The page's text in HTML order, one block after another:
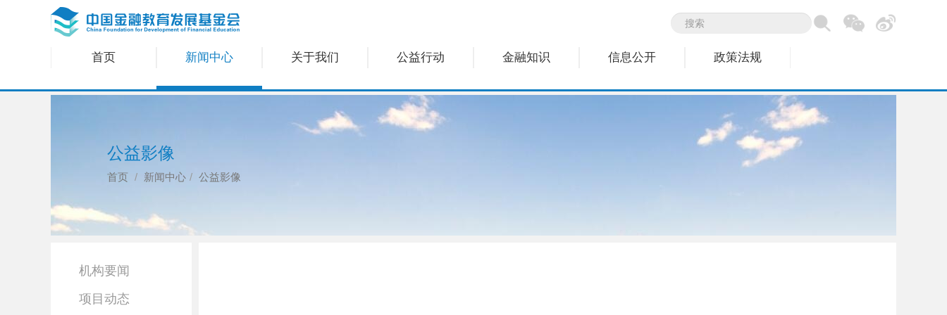
首页 新闻中心 关于我们 公益行动 金融知识 信息公开 政策法规
公益影像
首页 新闻中心 公益影像
机构要闻
项目动态